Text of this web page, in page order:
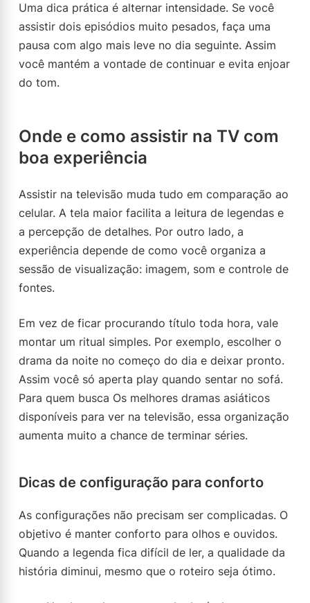
Uma dica prática é alternar intensidade. Se você
assistir dois episódios muito pesados, faça uma
pausa com algo mais leve no dia seguinte. Assim
você mantém a vontade de continuar e evita enjoar
do tom.
Onde e como assistir na TV com
boa experiência
Assistir na televisão muda tudo em comparação ao
celular. A tela maior facilita a leitura de legendas e
a percepção de detalhes. Por outro lado, a
experiência depende de como você organiza a
sessão de visualização: imagem, som e controle de
fontes.
Em vez de ficar procurando título toda hora, vale
montar um ritual simples. Por exemplo, escolher o
drama da noite no começo do dia e deixar pronto.
Assim você só aperta play quando sentar no sofá.
Para quem busca Os melhores dramas asiáticos
disponíveis para ver na televisão, essa organização
aumenta muito a chance de terminar séries.
Dicas de configuração para conforto
As configurações não precisam ser complicadas. O
objetivo é manter conforto para olhos e ouvidos.
Quando a legenda fica difícil de ler, a qualidade da
história diminui, mesmo que o roteiro seja ótimo.